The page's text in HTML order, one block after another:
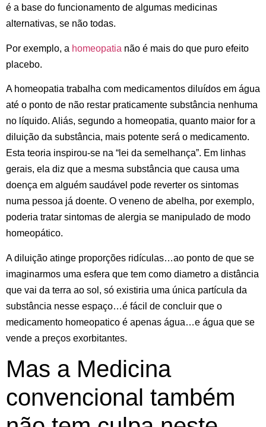
é a base do funcionamento de algumas medicinas
alternativas, se não todas.
Por exemplo, a homeopatia não é mais do que puro efeito
placebo.
A homeopatia trabalha com medicamentos diluídos em água
até o ponto de não restar praticamente substância nenhuma
no líquido. Aliás, segundo a homeopatia, quanto maior for a
diluição da substância, mais potente será o medicamento.
Esta teoria inspirou-se na “lei da semelhança”. Em linhas
gerais, ela diz que a mesma substância que causa uma
doença em alguém saudável pode reverter os sintomas
numa pessoa já doente. O veneno de abelha, por exemplo,
poderia tratar sintomas de alergia se manipulado de modo
homeopático.
A diluição atinge proporções ridículas…ao ponto de que se
imaginarmos uma esfera que tem como diametro a distância
que vai da terra ao sol, só existiria uma única partícula da
substância nesse espaço…é fácil de concluir que o
medicamento homeopatico é apenas água…e água que se
vende a preços exorbitantes.
Mas a Medicina
convencional também